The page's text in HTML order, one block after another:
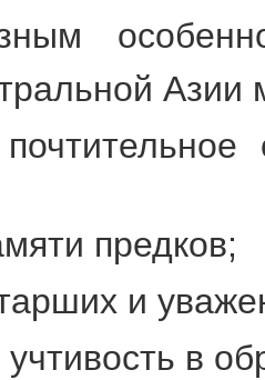
предков;
и
в